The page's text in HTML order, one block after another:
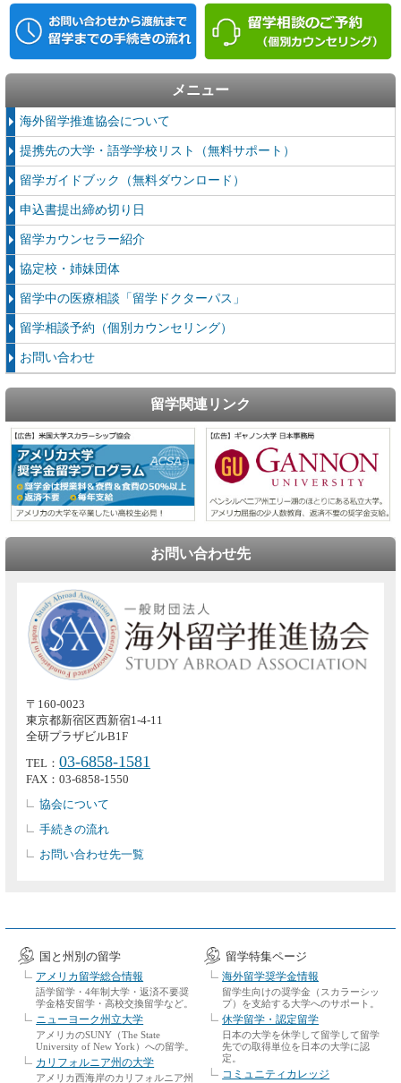
メニュー
海外留学推進協会について
提携先の大学・語学学校リスト（無料サポート）
留学ガイドブック（無料ダウンロード）
申込書提出締め切り日
留学カウンセラー紹介
協定校・姉妹団体
留学中の医療相談「留学ドクターパス」
留学相談予約（個別カウンセリング）
お問い合わせ
留学関連リンク
お問い合わせ先
〒160-0023
東京都新宿区西新宿1-4-11
全研プラザビルB1F
TEL：03-6858-1581
FAX：03-6858-1550
協会について
手続きの流れ
お問い合わせ先一覧
国と州別の留学
アメリカ留学総合情報
語学留学・4年制大学・返済不要奨
学金格安留学・高校交換留学など。
ニューヨーク州立大学
アメリカのSUNY（The State
University of New York）への留学。
カリフォルニア州の大学
アメリカ西海岸のカリフォルニア州
留学特集ページ
海外留学奨学金情報
留学生向けの奨学金（スカラーシッ
プ）を支給する大学へのサポート。
休学留学・認定留学
日本の大学を休学して留学して留学
先での取得単位を日本の大学に認
定。
コミュニティカレッジ